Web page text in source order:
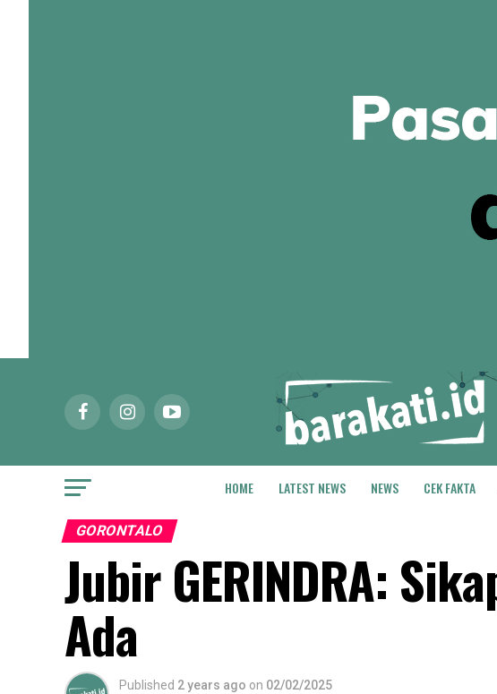
HOME LATEST NEWS NEWS CEK FAKTA
GORONTALO
Jubir GERINDRA:
Ada
Published 2 years ago on 02/02/2025